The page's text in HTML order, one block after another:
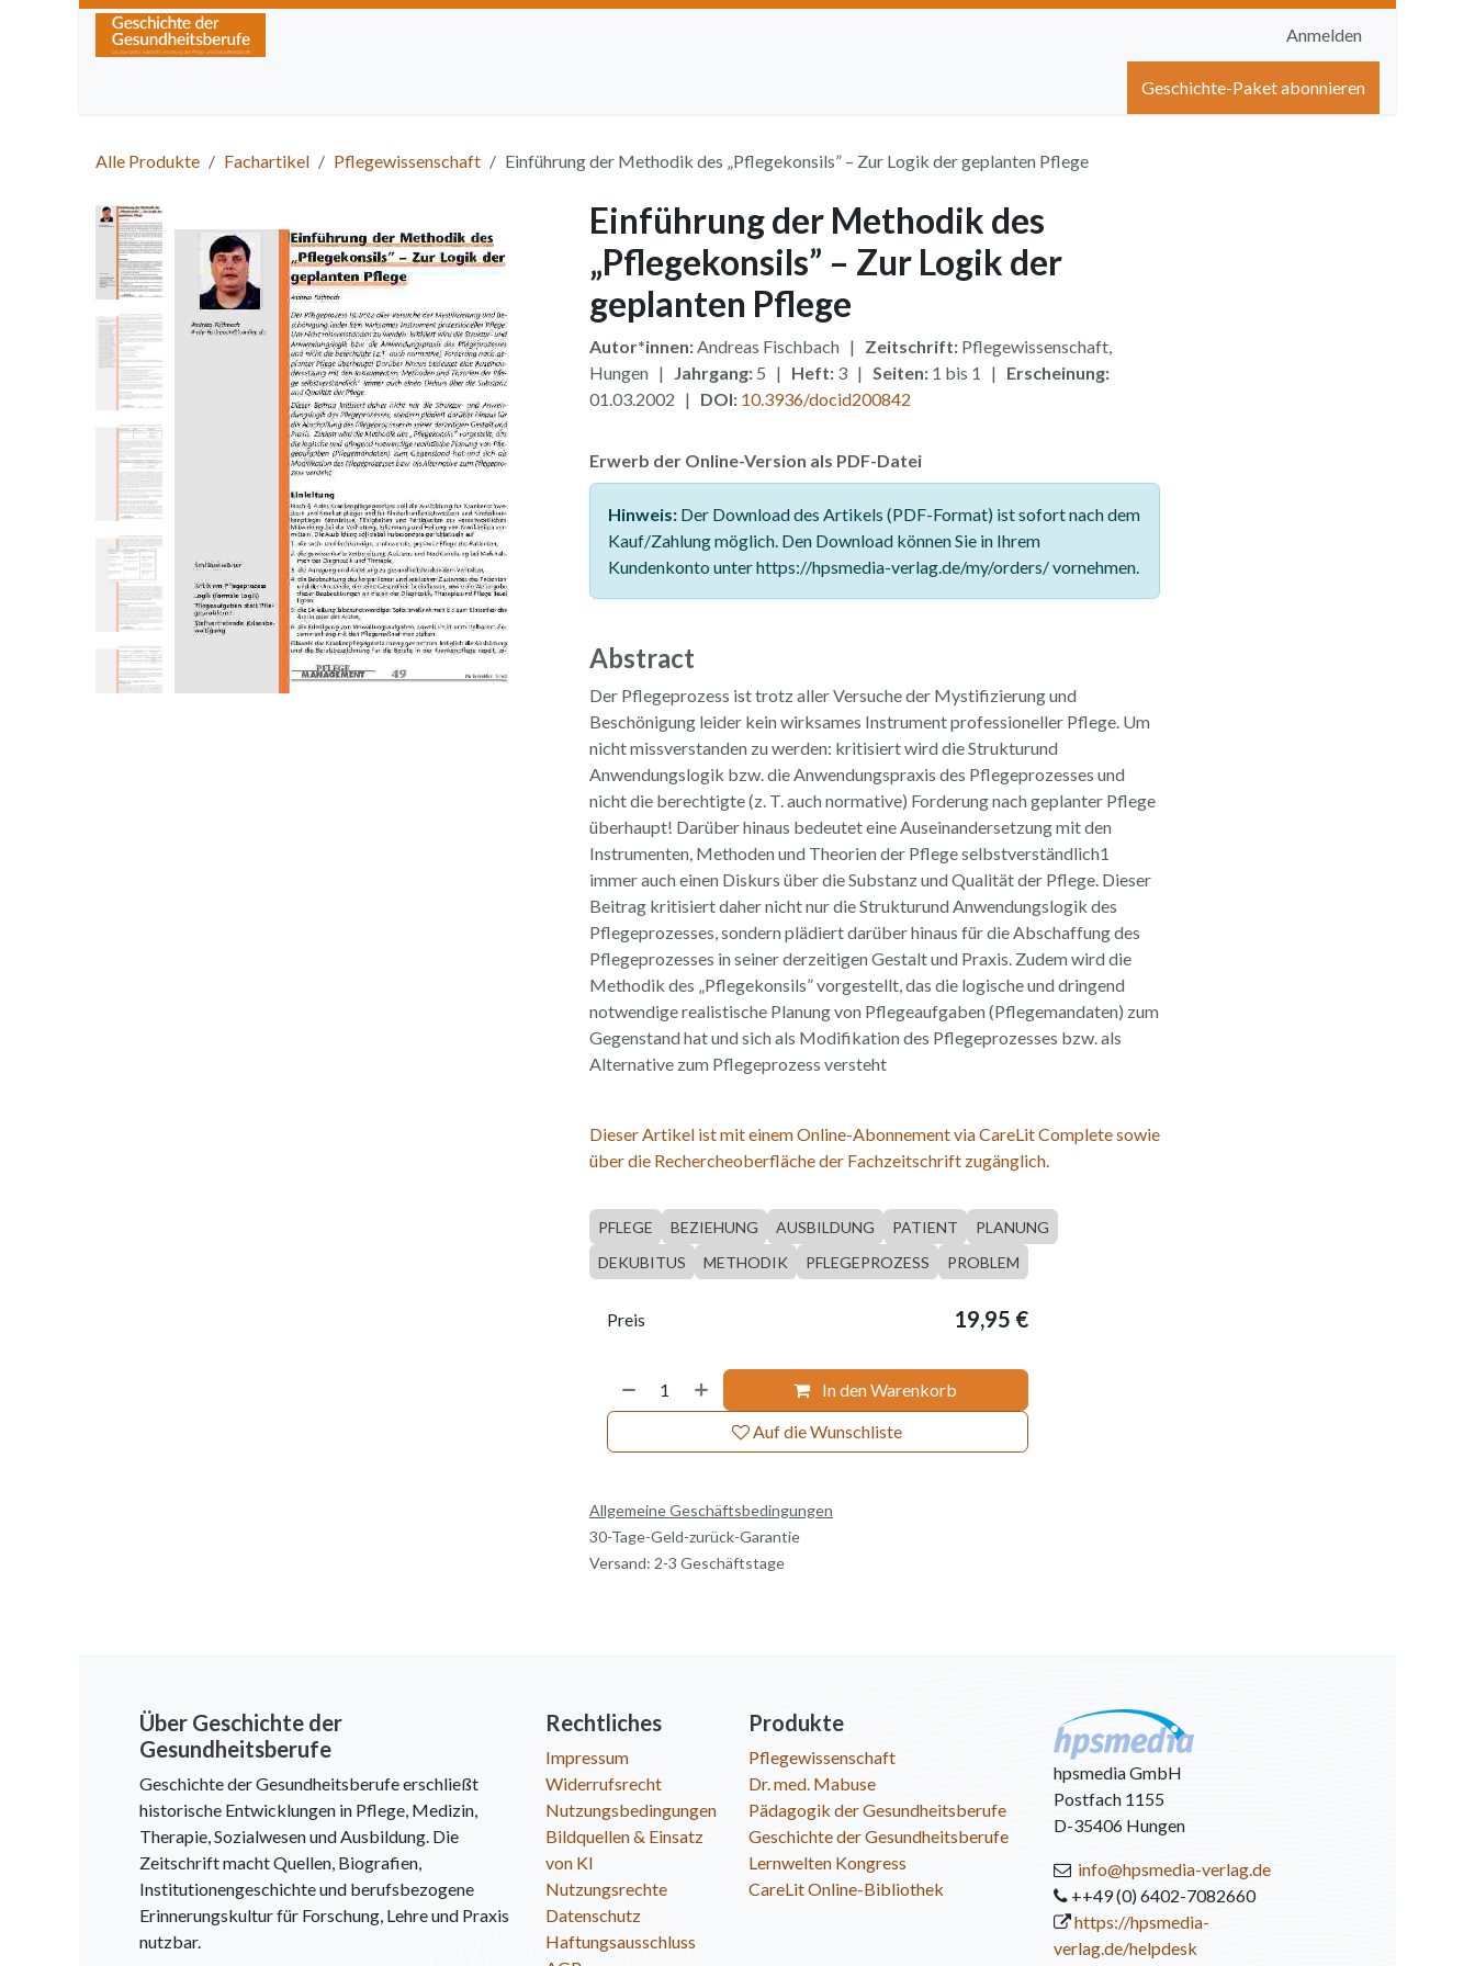
Zum Inhalt springen
Anmelden
Hilfe
Geschichte-Paket abonnieren
Alle Produkte Fachartikel Pflegewissenschaft Einführung der Methodik des „Pflegekonsils” – Zur Logik der geplanten Pflege
Einführung der Methodik des
„Pflegekonsils” – Zur Logik der
geplanten Pflege
Autor*innen:Andreas Fischbach | Zeitschrift:Pflegewissenschaft,
Hungen | Jahrgang:5 | Heft:3 | Seiten:1 bis 1 | Erscheinung:
01.03.2002 | DOI: 10.3936/docid200842
Erwerb der Online-Version als PDF-Datei
Hinweis:Der Download des Artikels (PDF-Format) ist sofort nach dem
Kauf/Zahlung möglich. Den Download können Sie in Ihrem
Kundenkonto unter https://hpsmedia-verlag.de/my/orders/ vornehmen.
Abstract
Der Pflegeprozess ist trotz aller Versuche der Mystifizierung und
Beschönigung leider kein wirksames Instrument professioneller Pflege. Um
nicht missverstanden zu werden: kritisiert wird die Strukturund
Anwendungslogik bzw. die Anwendungspraxis des Pflegeprozesses und
nicht die berechtigte (z. T. auch normative) Forderung nach geplanter Pflege
überhaupt! Darüber hinaus bedeutet eine Auseinandersetzung mit den
Instrumenten, Methoden und Theorien der Pflege selbstverständlich1
immer auch einen Diskurs über die Substanz und Qualität der Pflege. Dieser
Beitrag kritisiert daher nicht nur die Strukturund Anwendungslogik des
Pflegeprozesses, sondern plädiert darüber hinaus für die Abschaffung des
Pflegeprozesses in seiner derzeitigen Gestalt und Praxis. Zudem wird die
Methodik des „Pflegekonsils” vorgestellt, das die logische und dringend
notwendige realistische Planung von Pflegeaufgaben (Pflegemandaten) zum
Gegenstand hat und sich als Modifikation des Pflegeprozesses bzw. als
Alternative zum Pflegeprozess versteht
Dieser Artikel ist mit einem Online-Abonnement via CareLit Complete sowie
über die Rechercheoberfläche der Fachzeitschrift zugänglich.
PFLEGE BEZIEHUNG AUSBILDUNG PATIENT
PLANUNG
DEKUBITUS
METHODIK PFLEGEPROZESS PROBLEM
In den Warenkorb
Auf die Wunschliste
Preis 19,95 €
Allgemeine Geschäftsbedingungen
30-Tage-Geld-zurück-Garantie
Versand: 2-3 Geschäftstage
Über Geschichte der
Gesundheitsberufe
Geschichte der Gesundheitsberufe erschließt
historische Entwicklungen in Pflege, Medizin,
Therapie, Sozialwesen und Ausbildung. Die
Zeitschrift macht Quellen, Biografien,
Institutionengeschichte und berufsbezogene
Erinnerungskultur für Forschung, Lehre und Praxis
nutzbar.
Rechtliches
Impressum
Widerrufsrecht
Nutzungsbedingungen
Bildquellen & Einsatz
von KI
Nutzungsrechte
Datenschutz
Haftungsausschluss
Produkte
Pflegewissenschaft
Dr. med. Mabuse
Pädagogik der Gesundheitsberufe
Geschichte der Gesundheitsberufe
Lernwelten Kongress
CareLit Online-Bibliothek
hpsmedia GmbH
Postfach 1155
D-35406 Hungen
info@hpsmedia-verlag.de
++49 (0) 6402-7082660
https://hpsmedia-
verlag.de/helpdesk